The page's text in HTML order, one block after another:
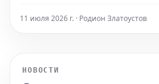
карточкой турнира. Одно
11 июля 2026 г. · Родион Златоустов
НОВОСТИ